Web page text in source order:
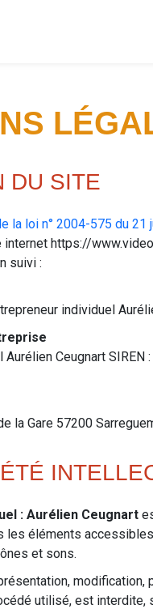
DU SITE
la loi n° 2004-575 du 21
https://
suivi :
individuel
Aurélien Ceugnart
la Gare 57200
: Aurélien Ceugnart
les éléments
et sons.
utilisé, est interdite,